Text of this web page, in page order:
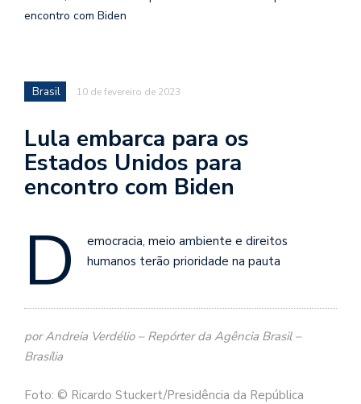
encontro com Biden
Brasil 10 de fevereiro de 2023
Lula embarca para os
Estados Unidos para
encontro com Biden
D
emocracia, meio ambiente e direitos
humanos terão prioridade na pauta
por Andreia Verdélio – Repórter da Agência Brasil –
Brasília
Foto: © Ricardo Stuckert/Presidência da República